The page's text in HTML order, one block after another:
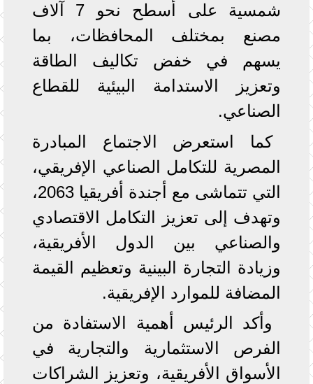
شمسية على أسطح نحو 7 آلاف
مصنع بمختلف المحافظات، بما
يسهم في خفض تكاليف الطاقة
وتعزيز الاستدامة البيئية للقطاع
الصناعي.
كما استعرض الاجتماع المبادرة
المصرية للتكامل الصناعي الإفريقي،
التي تتماشى مع أجندة أفريقيا 2063،
وتهدف إلى تعزيز التكامل الاقتصادي
والصناعي بين الدول الأفريقية،
وزيادة التجارة البينية وتعظيم القيمة
المضافة للموارد الإفريقية.
وأكد الرئيس أهمية الاستفادة من
الفرص الاستثمارية والتجارية في
الأسواق الأفريقية، وتعزيز الشراكات